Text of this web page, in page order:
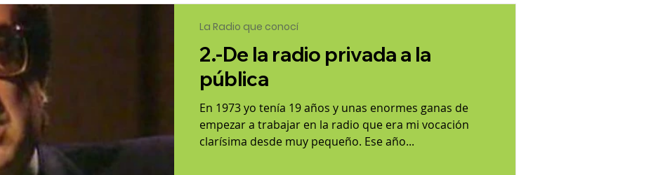
2.-De la radio privada a la
pública
En 1973 yo tenía 19 años y unas enormes ganas de
empezar a trabajar en la radio que era mi vocación
clarísima desde muy pequeño. Ese año...
La Radio que conocí